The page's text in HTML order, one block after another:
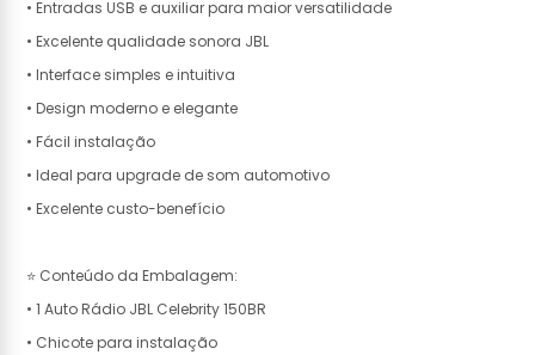
• Entradas USB e auxiliar para maior versatilidade
• Excelente qualidade sonora JBL
• Interface simples e intuitiva
• Design moderno e elegante
• Fácil instalação
• Ideal para upgrade de som automotivo
• Excelente custo-benefício
⭐ Conteúdo da Embalagem:
• 1 Auto Rádio JBL Celebrity 150BR
• Chicote para instalação